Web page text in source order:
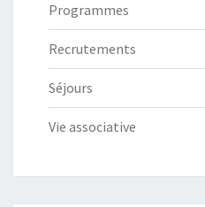
Programmes
Recrutements
Séjours
Vie associative